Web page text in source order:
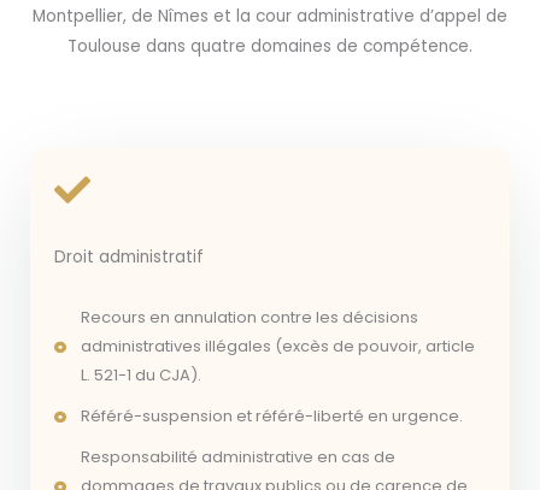
Montpellier, de Nîmes et la cour administrative d’appel de
Toulouse dans quatre domaines de compétence.
Droit administratif
Recours en annulation contre les décisions
administratives illégales (excès de pouvoir, article
L. 521-1 du CJA).
Référé-suspension et référé-liberté en urgence.
Responsabilité administrative en cas de